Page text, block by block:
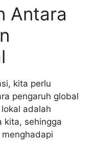
Antara
kita perlu
pengaruh global
adalah
kita, sehingga